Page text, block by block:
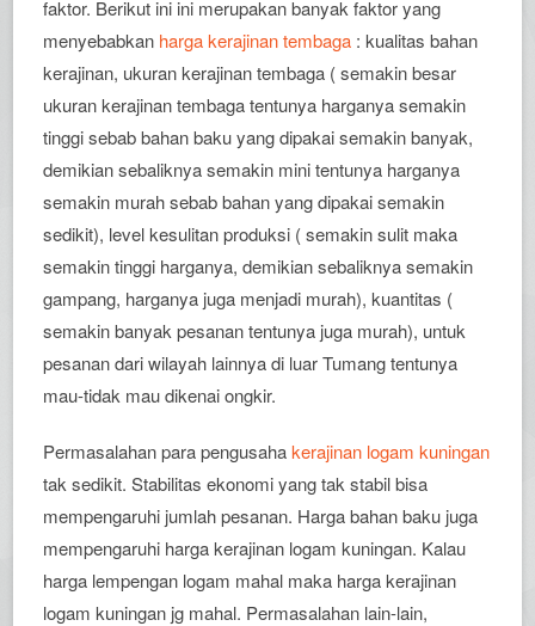
faktor. Berikut ini ini merupakan banyak faktor yang
menyebabkan harga kerajinan tembaga : kualitas bahan
kerajinan, ukuran kerajinan tembaga ( semakin besar
ukuran kerajinan tembaga tentunya harganya semakin
tinggi sebab bahan baku yang dipakai semakin banyak,
demikian sebaliknya semakin mini tentunya harganya
semakin murah sebab bahan yang dipakai semakin
sedikit), level kesulitan produksi ( semakin sulit maka
semakin tinggi harganya, demikian sebaliknya semakin
gampang, harganya juga menjadi murah), kuantitas (
semakin banyak pesanan tentunya juga murah), untuk
pesanan dari wilayah lainnya di luar Tumang tentunya
mau-tidak mau dikenai ongkir.
Permasalahan para pengusahakerajinan logam kuningan
tak sedikit. Stabilitas ekonomi yang tak stabil bisa
mempengaruhi jumlah pesanan. Harga bahan baku juga
mempengaruhi harga kerajinan logam kuningan. Kalau
harga lempengan logam mahal maka harga kerajinan
logam kuningan jg mahal. Permasalahan lain-lain,